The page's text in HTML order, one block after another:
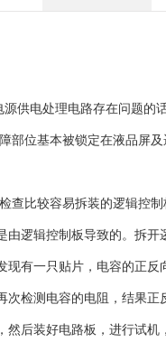
电处理电路存在问题的
部位基本被锁定在液品屏
查比较容易拆装的逻辑控
逻辑控制板导致的。拆
有一只贴片，电容的正
检测电容的电阻，结果正
后装好电路板，进行试机